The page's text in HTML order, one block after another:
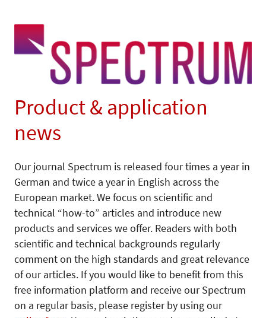
Product & application
news
Our journal Spectrum is released four times a year in
German and twice a year in English across the
European market. We focus on scientific and
technical “how-to” articles and introduce new
products and services we offer. Readers with both
scientific and technical backgrounds regularly
comment on the high standards and great relevance
of our articles. If you would like to benefit from this
free information platform and receive our Spectrum
on a regular basis, please register by using our